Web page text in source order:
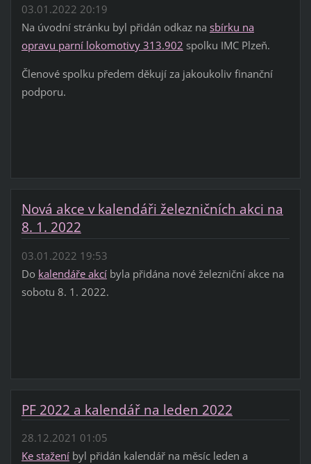
03.01.2022 20:19
Na úvodní stránku byl přidán odkaz na sbírku na
opravu parní lokomotivy 313.902 spolku IMC Plzeň.
Členové spolku předem děkují za jakoukoliv finanční
podporu.
Nová akce v kalendáři železničních akci na
8. 1. 2022
03.01.2022 19:53
Do kalendáře akcíbyla přidána nové železniční akce na
sobotu 8. 1. 2022.
PF 2022 a kalendář na leden 2022
28.12.2021 01:05
Ke staženíbyl přidán kalendář na měsíc leden a